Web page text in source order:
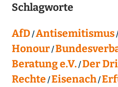
Schlagworte
AfD Antisemitismus
Honour
Beratung e.V. Der
Rechte Eisenach